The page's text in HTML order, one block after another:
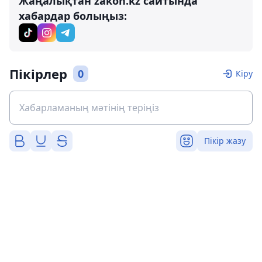
хабардар болыңыз:
Пікірлер 0 Кіру
Пікір жазу